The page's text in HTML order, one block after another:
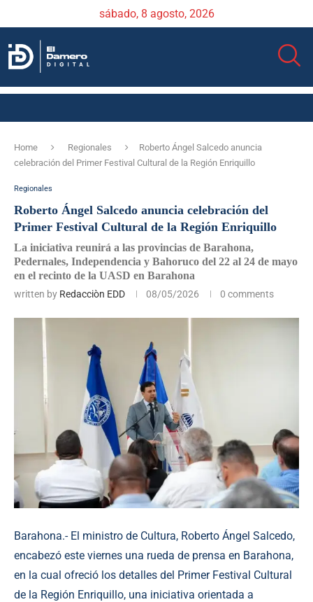
sábado, 8 agosto, 2026
Home Regionales
Roberto Ángel Salcedo anuncia
celebración del Primer Festival Cultural de la Región Enriquillo
Regionales
Roberto Ángel Salcedo anuncia celebración del
Primer Festival Cultural de la Región Enriquillo
La iniciativa reunirá a las provincias de Barahona,
Pedernales, Independencia y Bahoruco del 22 al 24 de mayo
en el recinto de la UASD en Barahona
written by Redacciòn EDD 08/05/2026 0 comments
Barahona.- El ministro de Cultura, Roberto Ángel Salcedo,
encabezó este viernes una rueda de prensa en Barahona,
en la cual ofreció los detalles del Primer Festival Cultural
de la Región Enriquillo, una iniciativa orientada a